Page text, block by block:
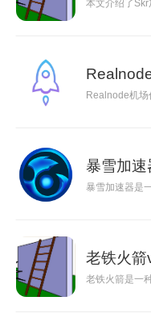
本文介绍了
Realnode机
暴雪加速
暴雪加速器是
老铁火箭
老铁火箭是一